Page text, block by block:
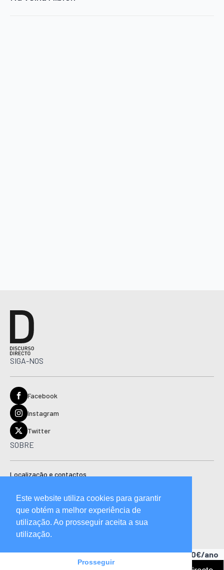
SIGA-NOS
Facebook
Instagram
Twitter
SOBRE
Localização e contactos
Ficha técnica
Manual de boas práticas editoriais e código de conduta
Descubra as vantagens de ser assinante.A partir de 15,90€/ano
Este website utiliza cookies para garantir
que obtém a melhor experiência de
utilização. Ao prosseguir aceita a sua
utilização.
Prosseguir